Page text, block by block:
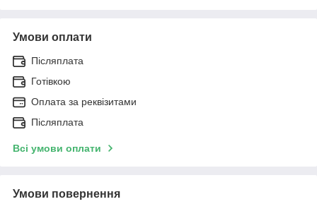
Умови оплати
Післяплата
Готівкою
Оплата за реквізитами
Післяплата
Всі умови оплати
Умови повернення